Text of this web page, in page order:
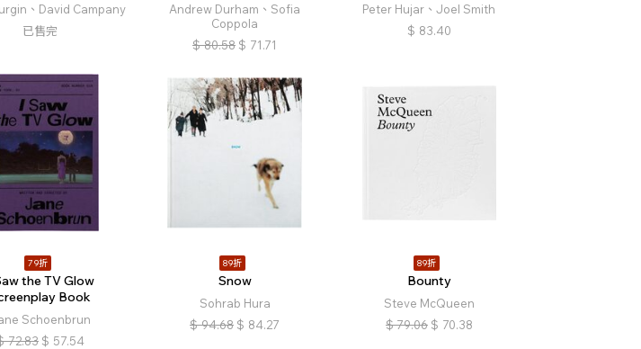
、David Campany
已售完
Andrew Durham、Sofia
Coppola
$ 80.58 $ 71.71
Peter Hujar、Joel Smith
$ 83.40
79折
the TV Glow
Book
Schoenbrun
72.83 $ 57.54
89折
Snow
Sohrab Hura
$ 94.68 $ 84.27
89折
Bounty
Steve McQueen
$ 79.06 $ 70.38